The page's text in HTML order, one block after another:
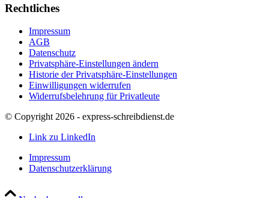
Rechtliches
Impressum
AGB
Datenschutz
Privatsphäre-Einstellungen ändern
Historie der Privatsphäre-Einstellungen
Einwilligungen widerrufen
Widerrufsbelehrung für Privatleute
© Copyright 2026 - express-schreibdienst.de
Link zu LinkedIn
Impressum
Datenschutzerklärung